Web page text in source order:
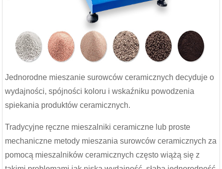
Jednorodne mieszanie surowców ceramicznych decyduje o
wydajności, spójności koloru i wskaźniku powodzenia
spiekania produktów ceramicznych.
Tradycyjne ręczne mieszalniki ceramiczne lub proste
mechaniczne metody mieszania surowców ceramicznych za
pomocą mieszalników ceramicznych często wiążą się z